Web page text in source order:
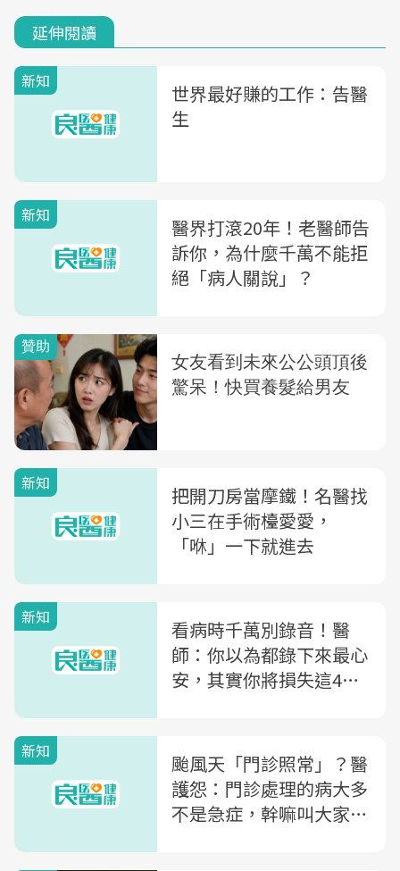
延伸閱讀
新知
世界最好賺的工作：告醫
生
新知
醫界打滾20年！老醫師告
訴你，為什麼千萬不能拒
絕「病人關說」？
新知
把開刀房當摩鐵！名醫找
小三在手術檯愛愛，
「咻」一下就進去
新知
看病時千萬別錄音！醫
師：你以為都錄下來最心
安，其實你將損失這4個
新知
颱風天「門診照常」？醫
護怨：門診處理的病大多
不是急症，幹嘛叫大家冒